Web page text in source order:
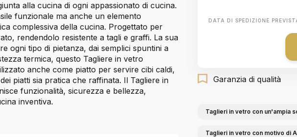
alla cucina di ogni appassionato di cucina.
funzionale ma anche un elemento
complessiva della cucina. Progettato per
rendendolo resistente a tagli e graffi. La sua
ogni tipo di pietanza, dai semplici spuntini a
termica, questo Tagliere in vetro
anche come piatto per servire cibi caldi,
piatti sia pratica che raffinata. Il Tagliere in
funzionalità, sicurezza e bellezza,
inventiva.
DATA DI SPEDIZIONE
Garanzia di qualità
Taglieri in vetro con un'ampia
Taglieri in vetro con motivo di